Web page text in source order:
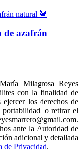
de azafrán
Milagrosa Reyes
con la finalidad de
los derechos de
portabilidad, o retirar el
ante la Autoridad de
adicional y detallada
de Privacidad.